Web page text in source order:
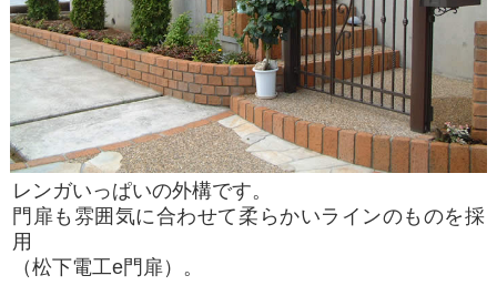
レンガいっぱいの外構です。
門扉も雰囲気に合わせて柔らかいラインのものを採
用
（松下電工e門扉）。